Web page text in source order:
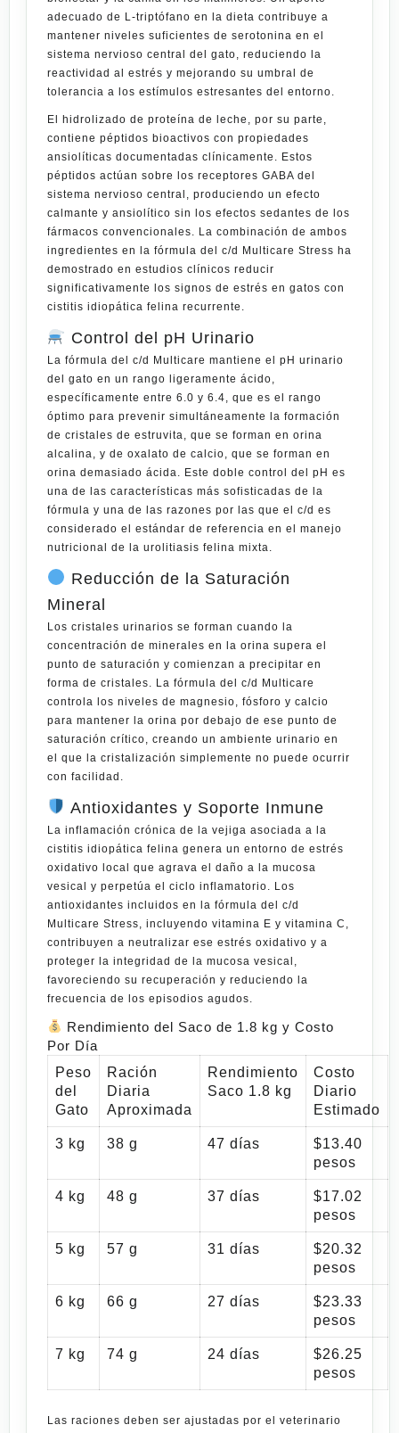
adecuado de L-triptófano en la dieta contribuye a
mantener niveles suficientes de serotonina en el
sistema nervioso central del gato, reduciendo la
reactividad al estrés y mejorando su umbral de
tolerancia a los estímulos estresantes del entorno.
El hidrolizado de proteína de leche
, por su parte,
contiene péptidos bioactivos con propiedades
ansiolíticas documentadas clínicamente. Estos
péptidos actúan sobre los receptores GABA del
sistema nervioso central, produciendo un efecto
calmante y ansiolítico sin los efectos sedantes de los
fármacos convencionales. La combinación de ambos
ingredientes en la fórmula del c/d Multicare Stress ha
demostrado en estudios clínicos reducir
significativamente los signos de estrés en gatos con
cistitis idiopática felina recurrente.
Control del pH Urinario
La fórmula del c/d Multicare mantiene el pH urinario
del gato en un rango ligeramente ácido,
específicamente entre 6.0 y 6.4, que es el rango
óptimo para prevenir simultáneamente la formación
de cristales de estruvita, que se forman en orina
alcalina, y de oxalato de calcio, que se forman en
orina demasiado ácida. Este doble control del pH es
una de las características más sofisticadas de la
fórmula y una de las razones por las que el c/d es
considerado el estándar de referencia en el manejo
nutricional de la urolitiasis felina mixta.
Reducción de la Saturación
Mineral
Los cristales urinarios se forman cuando la
concentración de minerales en la orina supera el
punto de saturación y comienzan a precipitar en
forma de cristales. La fórmula del c/d Multicare
controla los niveles de magnesio, fósforo y calcio
para mantener la orina por debajo de ese punto de
saturación crítico, creando un ambiente urinario en
el que la cristalización simplemente no puede ocurrir
con facilidad.
Antioxidantes y Soporte Inmune
La inflamación crónica de la vejiga asociada a la
cistitis idiopática felina genera un entorno de estrés
oxidativo local que agrava el daño a la mucosa
vesical y perpetúa el ciclo inflamatorio. Los
antioxidantes incluidos en la fórmula del c/d
Multicare Stress, incluyendo vitamina E y vitamina C,
contribuyen a neutralizar ese estrés oxidativo y a
proteger la integridad de la mucosa vesical,
favoreciendo su recuperación y reduciendo la
frecuencia de los episodios agudos.
Rendimiento del Saco de 1.8 kg y Costo
Por Día
Peso
del
Gato
Ración
Diaria
Aproximada
Rendimiento
Saco 1.8 kg
Costo
Diario
Estimado
3 kg 38 g 47 días
$13.40
pesos
4 kg 48 g 37 días
$17.02
pesos
5 kg 57 g 31 días
$20.32
pesos
6 kg 66 g 27 días
$23.33
pesos
7 kg 74 g 24 días
$26.25
pesos
Las raciones deben ser ajustadas por el veterinario